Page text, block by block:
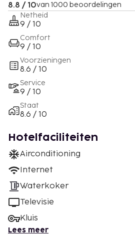
8.8 / 10van 1000 beoordelingen
Netheid
9 / 10
Comfort
9 / 10
Voorzieningen
8.6 / 10
Service
9 / 10
Staat
8.6 / 10
Hotelfaciliteiten
Airconditioning
Internet
Waterkoker
Televisie
Kluis
Lees meer